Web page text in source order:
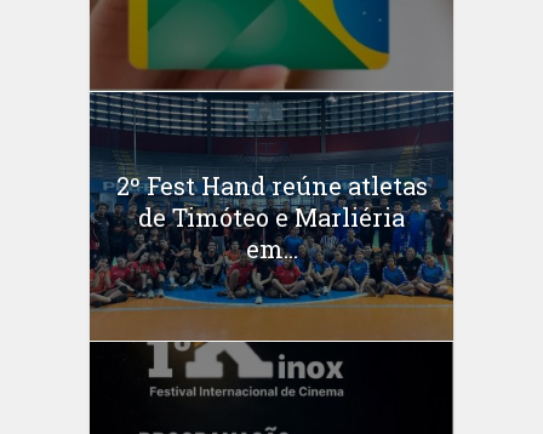
2º Fest Hand reúne atletas
de Timóteo e Marliéria
em...